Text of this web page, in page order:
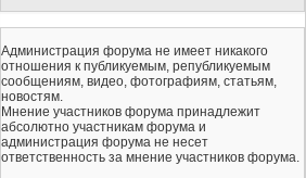
Администрация форума не имеет никакого
отношения к публикуемым, републикуемым
сообщениям, видео, фотографиям, статьям,
новостям.
Мнение участников форума принадлежит
абсолютно участникам форума и
администрация форума не несет
ответственность за мнение участников форума.